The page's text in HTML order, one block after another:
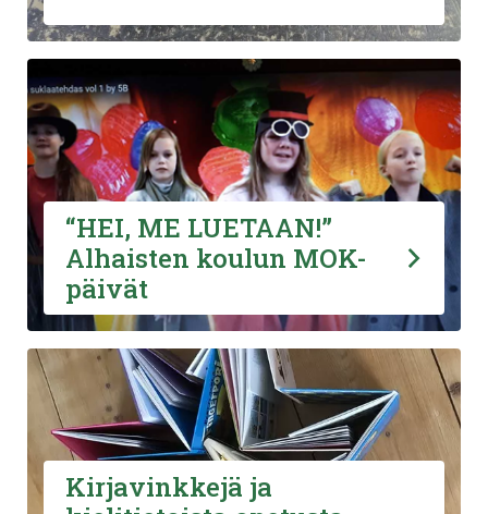
“HEI, ME LUETAAN!”
Alhaisten koulun MOK-
päivät
Kirjavinkkejä ja